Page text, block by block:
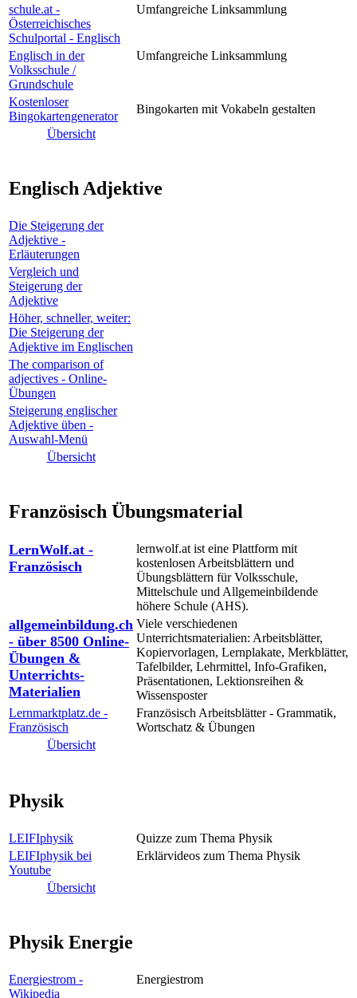
schule.at -
Österreichisches
Schulportal - Englisch
Umfangreiche Linksammlung
Englisch in der
Volksschule /
Grundschule
Umfangreiche Linksammlung
Kostenloser
Bingokartengenerator
Bingokarten mit Vokabeln gestalten
Übersicht
Englisch Adjektive
Die Steigerung der
Adjektive -
Erläuterungen
Vergleich und
Steigerung der
Adjektive
Höher, schneller, weiter:
Die Steigerung der
Adjektive im Englischen
The comparison of
adjectives - Online-
Übungen
Steigerung englischer
Adjektive üben -
Auswahl-Menü
Übersicht
Französisch Übungsmaterial
LernWolf.at -
Französisch
lernwolf.at ist eine Plattform mit
kostenlosen Arbeitsblättern und
Übungsblättern für Volksschule,
Mittelschule und Allgemeinbildende
höhere Schule (AHS).
allgemeinbildung.ch
- über 8500 Online-
Übungen &
Unterrichts-
Materialien
Viele verschiedenen
Unterrichtsmaterialien: Arbeitsblätter,
Kopiervorlagen, Lernplakate, Merkblätter,
Tafelbilder, Lehrmittel, Info-Grafiken,
Präsentationen, Lektionsreihen &
Wissensposter
Lernmarktplatz.de -
Französisch
Französisch Arbeitsblätter - Grammatik,
Wortschatz & Übungen
Übersicht
Physik
LEIFIphysik
Quizze zum Thema Physik
LEIFIphysik bei
Youtube
Erklärvideos zum Thema Physik
Übersicht
Physik Energie
Energiestrom -
Wikipedia
Energiestrom